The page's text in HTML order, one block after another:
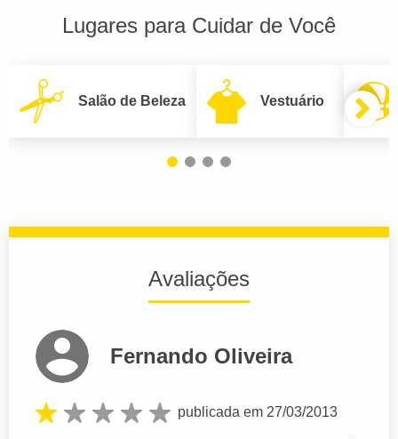
Lugares para Cuidar de Você
Salão de Beleza Vestuário
Avaliações
Fernando Oliveira
publicada em 27/03/2013